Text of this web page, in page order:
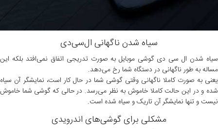
سیاه شدن ناگهانی ال‌سی‌دی
سیاه شدن ال سی دی گوشی موبایل به‌ صورت تدریجی اتفاق نمی‌افتد بلکه این
مساله به‌ طور ناگهانی در دستگاه شما رخ می‌دهد.
یعنی به‌ صورت کاملا ناگهانی وقتی گوشی شما در حال کار است، نمایشگر آن سیاه
شده و در این حالت کاملا خاموش به نظر می‌رسد. در حالی‌ که گوشی شما خاموش
نیست و تنها نمایشگر آن تاریک و سیاه شده است.
مشکلی برای گوشی‌های اندرویدی